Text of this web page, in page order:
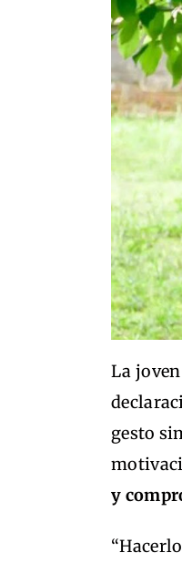
La
gesto
y